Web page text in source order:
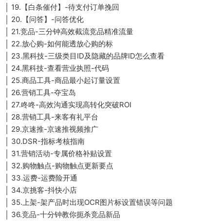
│ 19.【白条催付】-待支付订单挽回
│ 20.【问答】-问答优化
│ 21.竞品-三分钟高效截流竞品精准流量
│ 22.放心购-如何能透放心购的标
│ 23.黑科技-三级类目ID及隐藏的品牌ID怎么查看
│ 24.黑科技-查看营业执照-代码
│ 25.商品工具-商品最小起订量设置
│ 26.营销工具-夺宝岛
│ 27.咚咚-高效沟通实现高转化突破ROI
│ 28.营销工具-来客有礼平台
│ 29.京速推-京速推视频推广
│ 30.DSR-指标考核指南
│ 31.营销活动-专属价格补贴设置
│ 32.购物触点-购物触点更新要点
│ 33.运费-运费险开通
│ 34.京挑客-抖快小店
│ 35.上架-架产品时出现OCR图片标设置错误等问题
│ 36.竞品-十分钟教你扼杀竞品新品